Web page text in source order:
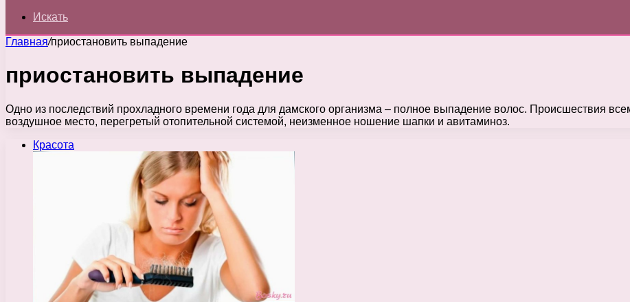
Искать
Главная/приостановить выпадение
приостановить выпадение
Одно из последствий прохладного времени года для дамского организма – полное выпадение волос. Происшествия
воздушное место, перегретый отопительной системой, неизменное ношение шапки и авитаминоз.
Красота